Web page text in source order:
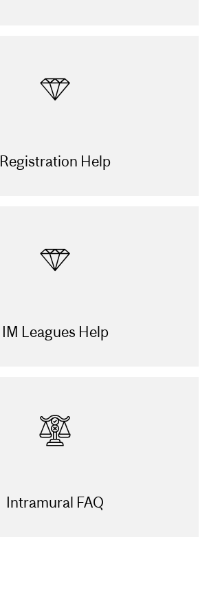
Registration Help
IM Leagues Help
Intramural FAQ